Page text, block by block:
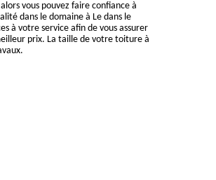
vous pouvez faire confiance à
dans le domaine à Le dans le
à votre service afin de vous assurer
prix. La taille de votre toiture à